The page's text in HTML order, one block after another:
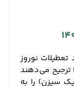
نوروز
ترجیح می‌دهند
سیزن) را به